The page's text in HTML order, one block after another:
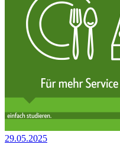
29.05.2025